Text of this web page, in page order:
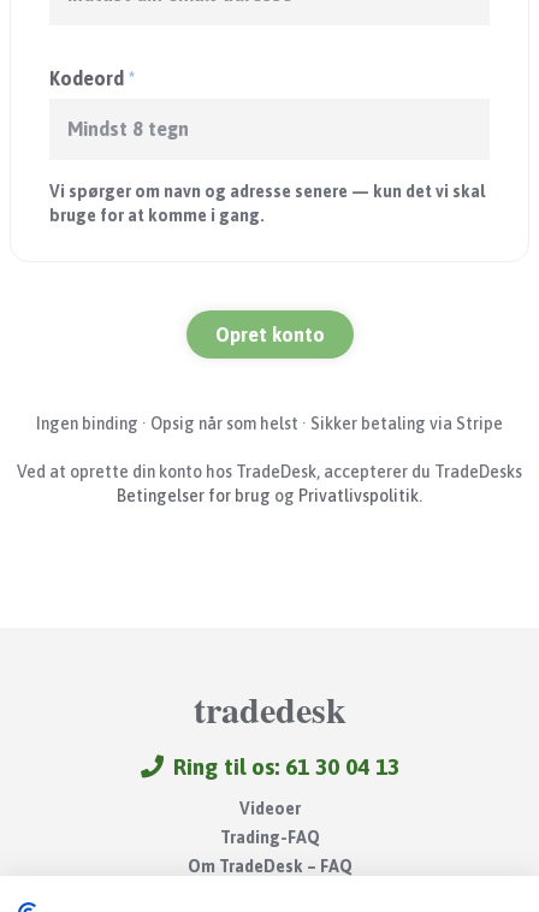
Kodeord *
Vi spørger om navn og adresse senere — kun det vi skal
bruge for at komme i gang.
Opret konto
Ingen binding · Opsig når som helst · Sikker betaling via Stripe
Ved at oprette din konto hos TradeDesk, accepterer du TradeDesks
Betingelser for brug og Privatlivspolitik.
tradedesk
Ring til os: 61 30 04 13
Videoer
Trading-FAQ
Om TradeDesk – FAQ